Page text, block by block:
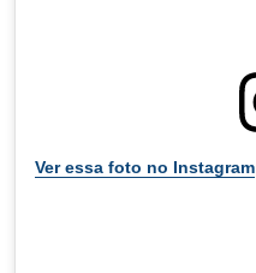
Ver essa foto no Instagram